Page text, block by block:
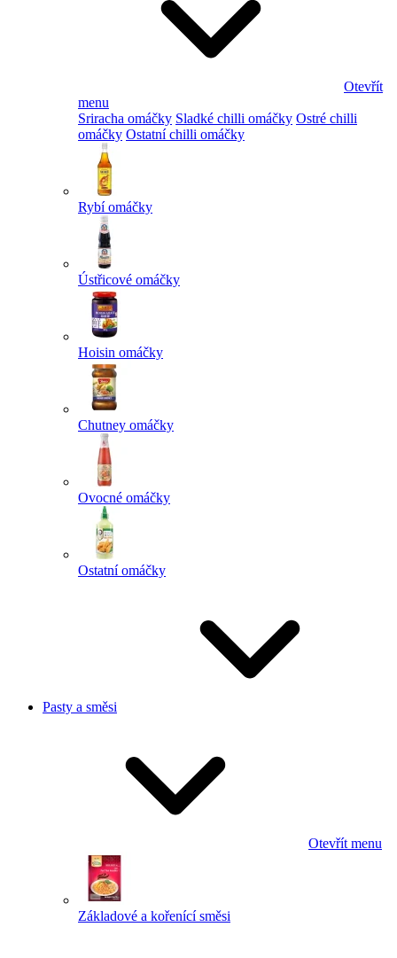
Otevřít
menu
Sriracha omáčky Sladké chilli omáčky Ostré chilli
omáčky Ostatní chilli omáčky
Rybí omáčky
Ústřicové omáčky
Hoisin omáčky
Chutney omáčky
Ovocné omáčky
Ostatní omáčky
Pasty a směsi
Otevřít menu
Základové a kořenící směsi